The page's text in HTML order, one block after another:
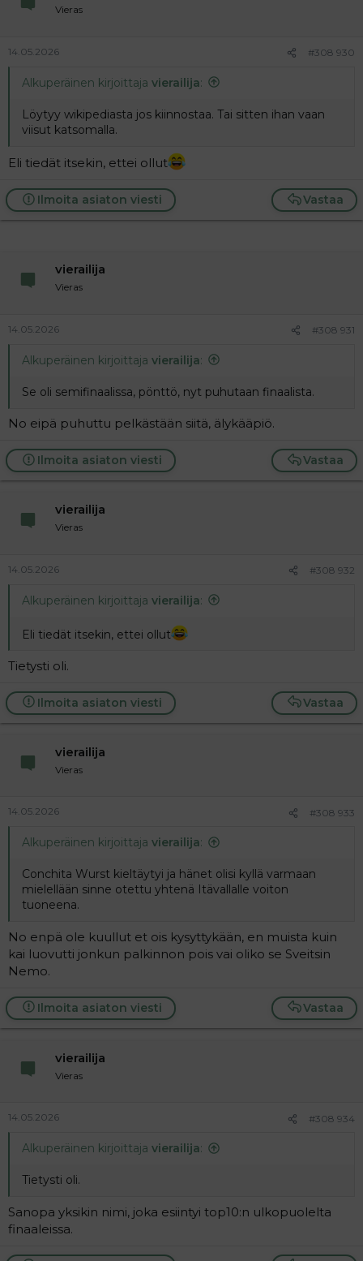
Vieras
14.05.2026 #308 930
Alkuperäinen kirjoittaja vierailija:
Löytyy wikipediasta jos kiinnostaa. Tai sitten ihan vaan
viisut katsomalla.
Eli tiedät itsekin, ettei ollut
Vastaa
Ilmoita asiaton viesti
vierailija
Vieras
14.05.2026 #308 931
Alkuperäinen kirjoittaja vierailija:
Se oli semifinaalissa, pönttö, nyt puhutaan finaalista.
No eipä puhuttu pelkästään siitä, älykääpiö.
Vastaa
Ilmoita asiaton viesti
vierailija
Vieras
14.05.2026 #308 932
Alkuperäinen kirjoittaja vierailija:
Eli tiedät itsekin, ettei ollut
Tietysti oli.
Vastaa
Ilmoita asiaton viesti
vierailija
Vieras
14.05.2026 #308 933
Alkuperäinen kirjoittaja vierailija:
Conchita Wurst kieltäytyi ja hänet olisi kyllä varmaan
mielellään sinne otettu yhtenä Itävallalle voiton
tuoneena.
No enpä ole kuullut et ois kysyttykään, en muista kuin
kai luovutti jonkun palkinnon pois vai oliko se Sveitsin
Nemo.
Vastaa
Ilmoita asiaton viesti
vierailija
Vieras
14.05.2026 #308 934
Alkuperäinen kirjoittaja vierailija:
Tietysti oli.
Sanopa yksikin nimi, joka esiintyi top10:n ulkopuolelta
finaaleissa.